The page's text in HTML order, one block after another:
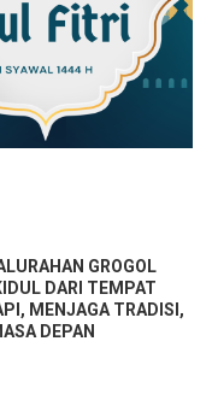
GROGOL
DARI TEMPAT
MENJAGA TRADISI,
DEPAN